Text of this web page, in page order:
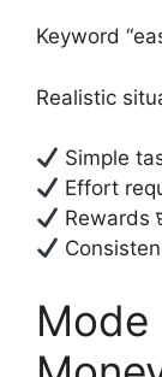
Keyword
Realistic
Simple
Effort
Rewards
Mode